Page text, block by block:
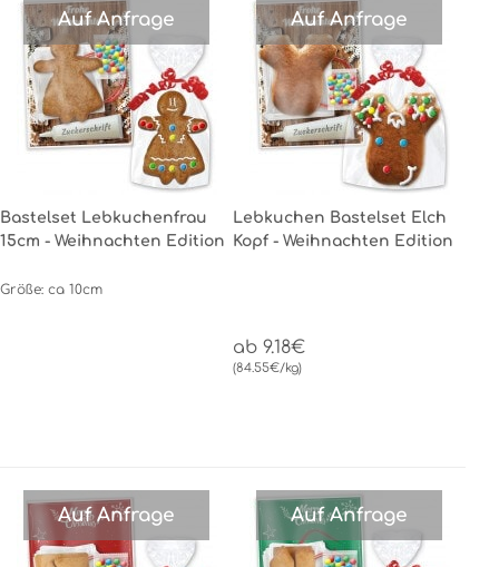
Auf Anfrage
Bastelset Lebkuchenfrau
15cm - Weihnachten Edition
Größe: ca 10cm
Auf Anfrage
Lebkuchen Bastelset Elch
Kopf - Weihnachten Edition
ab 9.18€
(84.55€/kg)
Auf Anfrage Auf Anfrage